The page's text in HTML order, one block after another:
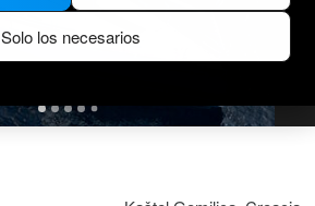
Solo los necesarios